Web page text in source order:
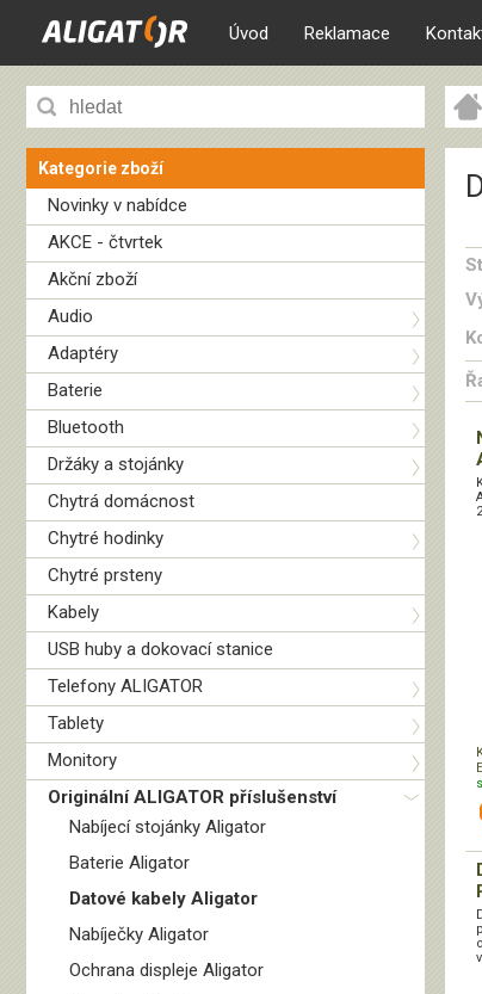
Úvod Reklamace
Kategorie zboží
Novinky v nabídce
AKCE - čtvrtek
Akční zboží
Audio
Adaptéry
Baterie
Bluetooth
Držáky a stojánky
Chytrá domácnost
Chytré hodinky
Chytré prsteny
Kabely
USB huby a dokovací stanice
Telefony ALIGATOR
Tablety
Monitory
Originální ALIGATOR příslušenství
Nabíjecí stojánky Aligator
Baterie Aligator
Datové kabely Aligator
Nabíječky Aligator
Ochrana displeje Aligator